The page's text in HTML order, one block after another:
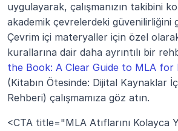
uygulayarak, çalışmanızın takibini
akademik çevrelerdeki güvenilirliğini
Çevrim içi materyaller için özel
kurallarına dair daha ayrıntılı bir
the Book: A Clear Guide to MLA for
(Kitabın Ötesinde: Dijital Kaynaklar
Rehberi) çalışmamıza göz atın.
<CTA title="MLA Atıflarını Kolayca